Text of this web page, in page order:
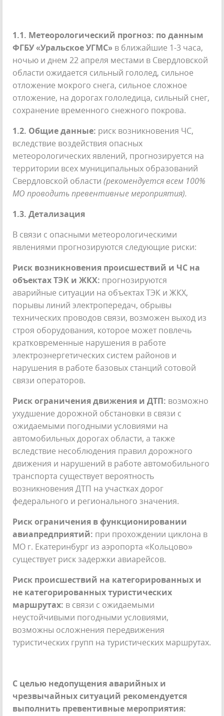
1.1. Метеорологический прогноз: по данным
ФГБУ «Уральское УГМС» в ближайшие 1-3 часа,
ночью и днем 22 апреля местами в Свердловской
области ожидается сильный гололед, сильное
отложение мокрого снега, сильное сложное
отложение, на дорогах гололедица, сильный снег,
сохранение временного снежного покрова.
1.2. Общие данные: риск возникновения ЧС,
вследствие воздействия опасных
метеорологических явлений, прогнозируется на
территории всех муниципальных образований
Свердловской области (рекомендуется всем 100%
МО проводить превентивные мероприятия).
1.3. Детализация
В связи с опасными метеорологическими
явлениями прогнозируются следующие риски:
Риск возникновения происшествий и ЧС на
объектах ТЭК и ЖКХ: прогнозируются
аварийные ситуации на объектах ТЭК и ЖКХ,
порывы линий электропередач, обрывы
технических проводов связи, возможен выход из
строя оборудования, которое может повлечь
кратковременные нарушения в работе
электроэнергетических систем районов и
нарушения в работе базовых станций сотовой
связи операторов.
Риск ограничения движения и ДТП: возможно
ухудшение дорожной обстановки в связи с
ожидаемыми погодными условиями на
автомобильных дорогах области, а также
вследствие несоблюдения правил дорожного
движения и нарушений в работе автомобильного
транспорта существует вероятность
возникновения ДТП на участках дорог
федерального и регионального значения.
Риск ограничения в функционировании
авиапредприятий: при прохождении циклона в
МО г. Екатеринбург из аэропорта «Кольцово»
существует риск задержки авиарейсов.
Риск происшествий на категорированных и
не категорированных туристических
маршрутах: в связи с ожидаемыми
неустойчивыми погодными условиями,
возможны осложнения передвижения
туристических групп на туристических маршрутах.
С целью недопущения аварийных и
чрезвычайных ситуаций рекомендуется
выполнить превентивные мероприятия: